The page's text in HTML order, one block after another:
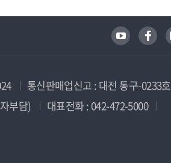
통신판매업신고 : 대전 동구-0233호
부담)
대표전화 : 042-472-5000